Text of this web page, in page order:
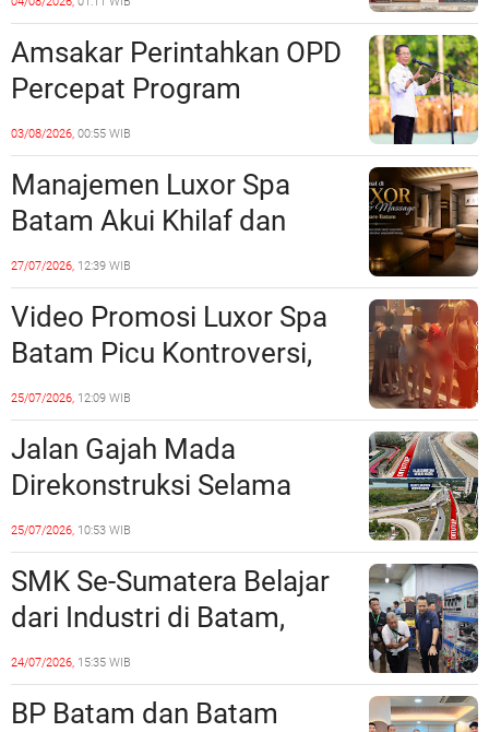
Unsur Pelanggaran Hukum
Amsakar Perintahkan OPD
Percepat Program
Prioritas, Targetkan
Realisasi Pembangunan
Lampaui 50 Persen
03/08/2026, 00:55 WIB
Manajemen Luxor Spa
Batam Akui Khilaf dan
Minta Maaf, Konten
Langsung Di-Takedown
27/07/2026, 12:39 WIB
Video Promosi Luxor Spa
Batam Picu Kontroversi,
Dinilai Bermuatan Sensual
25/07/2026, 12:09 WIB
Jalan Gajah Mada
Direkonstruksi Selama
Empat Minggu, Ini Skema
Rekayasa Lalu Lintasnya
25/07/2026, 10:53 WIB
SMK Se-Sumatera Belajar
dari Industri di Batam,
Siapkan Lulusan Siap Kerja
Era Digital
24/07/2026, 15:35 WIB
BP Batam dan Batam